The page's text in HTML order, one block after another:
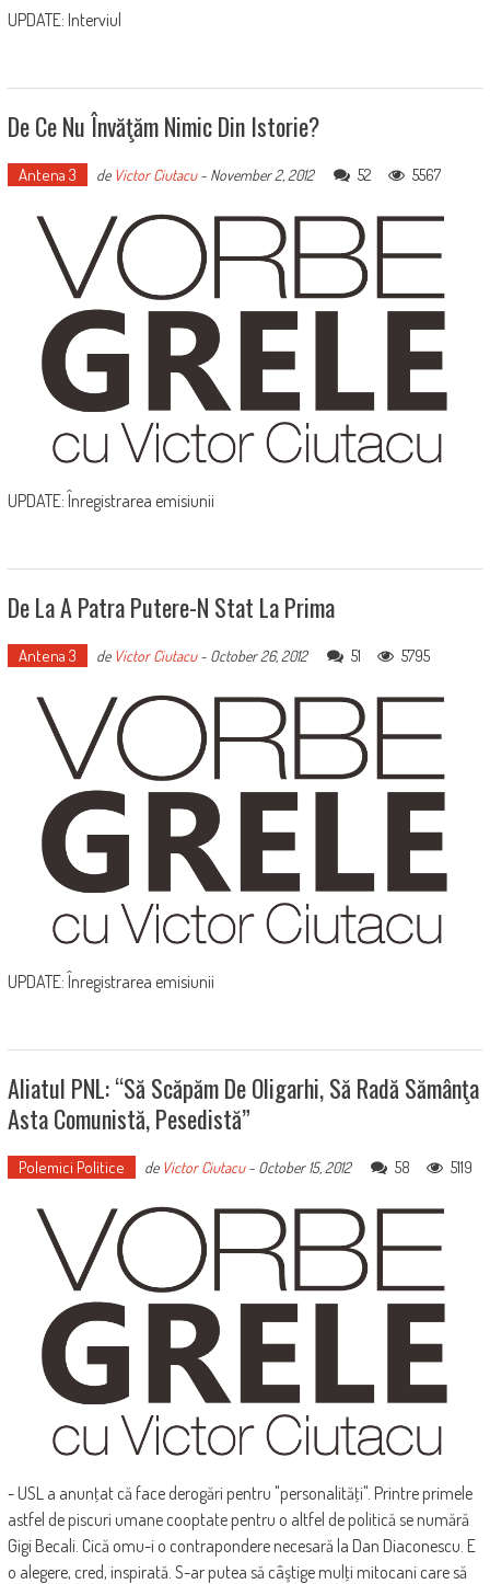
UPDATE: Interviul
De Ce Nu Învăţăm Nimic Din Istorie?
Antena 3 de Victor Ciutacu- November 2, 2012 52 5567
UPDATE: Înregistrarea emisiunii
De La A Patra Putere-N Stat La Prima
Antena 3 de Victor Ciutacu- October 26, 2012 51 5795
UPDATE: Înregistrarea emisiunii
Aliatul PNL: “Să Scăpăm De Oligarhi, Să Radă Sămânţa
Asta Comunistă, Pesedistă”
Polemici Politice de Victor Ciutacu- October 15, 2012 58 5119
- USL a anunţat că face derogări pentru "personalităţi". Printre primele
astfel de piscuri umane cooptate pentru o altfel de politică se numără
Gigi Becali. Cică omu-i o contrapondere necesară la Dan Diaconescu. E
o alegere, cred, inspirată. S-ar putea să câştige mulţi mitocani care să